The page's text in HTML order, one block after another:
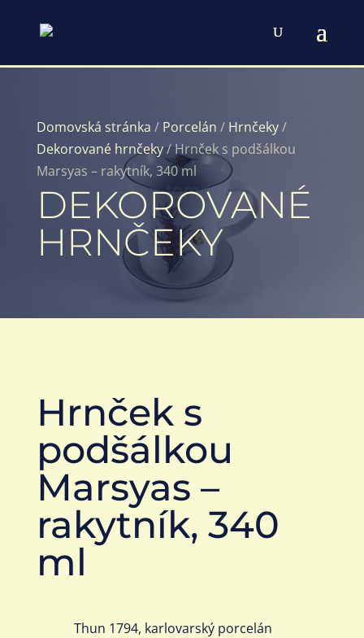
Domovská stránka / Porcelán / Hrnčeky/
Dekorované hrnčeky/ Hrnček s podšálkou
Marsyas – rakytník, 340 ml
DEKOROVANÉ
HRNČEKY
Hrnček s
podšálkou
Marsyas –
rakytník, 340
ml
Thun 1794, karlovarský porcelán